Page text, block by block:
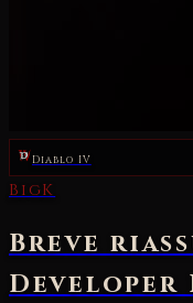
Diablo IV
BigK
Breve
Developer